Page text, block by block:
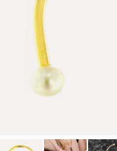
北海道・沖縄のお客様には一部送料のご負担
部除外品があります。